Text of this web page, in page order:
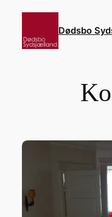
indhold
Dødsbo